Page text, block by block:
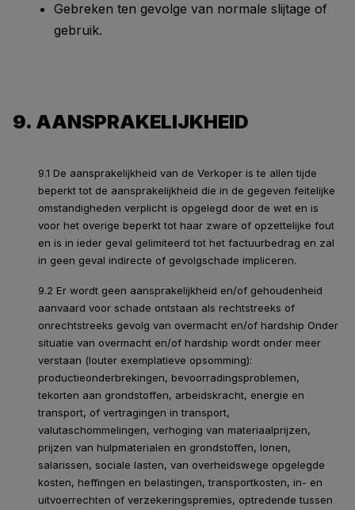
Gebreken ten gevolge van normale slijtage of
gebruik.
9. AANSPRAKELIJKHEID
9.1 De aansprakelijkheid van de Verkoper is te allen tijde
beperkt tot de aansprakelijkheid die in de gegeven feitelijke
omstandigheden verplicht is opgelegd door de wet en is
voor het overige beperkt tot haar zware of opzettelijke fout
en is in ieder geval gelimiteerd tot het factuurbedrag en zal
in geen geval indirecte of gevolgschade impliceren.
9.2 Er wordt geen aansprakelijkheid en/of gehoudenheid
aanvaard voor schade ontstaan als rechtstreeks of
onrechtstreeks gevolg van overmacht en/of hardship Onder
situatie van overmacht en/of hardship wordt onder meer
verstaan (louter exemplatieve opsomming):
productieonderbrekingen, bevoorradingsproblemen,
tekorten aan grondstoffen, arbeidskracht, energie en
transport, of vertragingen in transport,
valutaschommelingen, verhoging van materiaalprijzen,
prijzen van hulpmaterialen en grondstoffen, lonen,
salarissen, sociale lasten, van overheidswege opgelegde
kosten, heffingen en belastingen, transportkosten, in- en
uitvoerrechten of verzekeringspremies, optredende tussen